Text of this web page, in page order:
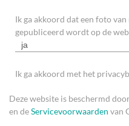
Ik ga akkoord dat een foto
gepubliceerd wordt op de
ja
Ik ga akkoord met het
Deze website is beschermd
en deServicevoorwaarden van